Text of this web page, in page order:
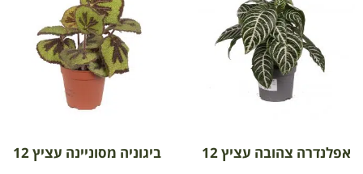
אפלנדרה צהובה עציץ 12
ביגוניה מסוניינה עציץ 12